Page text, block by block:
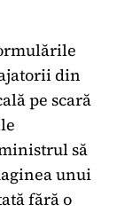
din
pe scară
să
unui
fără o